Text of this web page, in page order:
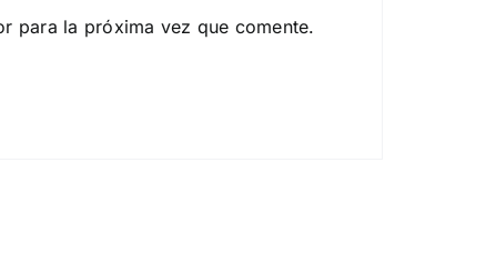
para la próxima vez que comente.